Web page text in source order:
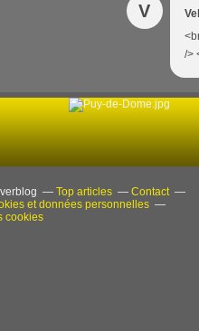
V
/>
Top articles
Contact
et données personnelles
cookies